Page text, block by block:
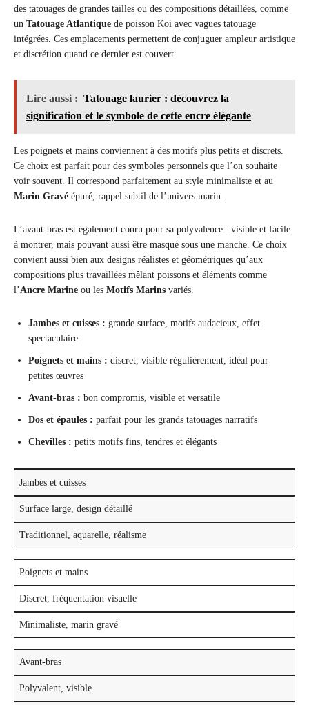
des tatouages de grandes tailles ou des compositions détaillées, comme
un Tatouage Atlantique de poisson Koi avec vagues tatouage
intégrées. Ces emplacements permettent de conjuguer ampleur artistique
et discrétion quand ce dernier est couvert.
Lire aussi : Tatouage laurier : découvrez la
signification et le symbole de cette encre élégante
Les poignets et mains conviennent à des motifs plus petits et discrets.
Ce choix est parfait pour des symboles personnels que l’on souhaite
voir souvent. Il correspond parfaitement au style minimaliste et au
Marin Gravé épuré, rappel subtil de l’univers marin.
L’avant-bras est également couru pour sa polyvalence : visible et facile
à montrer, mais pouvant aussi être masqué sous une manche. Ce choix
convient aussi bien aux designs réalistes et géométriques qu’aux
compositions plus travaillées mêlant poissons et éléments comme
l’Ancre Marine ou les Motifs Marins variés.
Jambes et cuisses : grande surface, motifs audacieux, effet
spectaculaire
Poignets et mains : discret, visible régulièrement, idéal pour
petites œuvres
Avant-bras : bon compromis, visible et versatile
Dos et épaules : parfait pour les grands tatouages narratifs
Chevilles : petits motifs fins, tendres et élégants
Jambes et cuisses
Surface large, design détaillé
Traditionnel, aquarelle, réalisme
Poignets et mains
Discret, fréquentation visuelle
Minimaliste, marin gravé
Avant-bras
Polyvalent, visible